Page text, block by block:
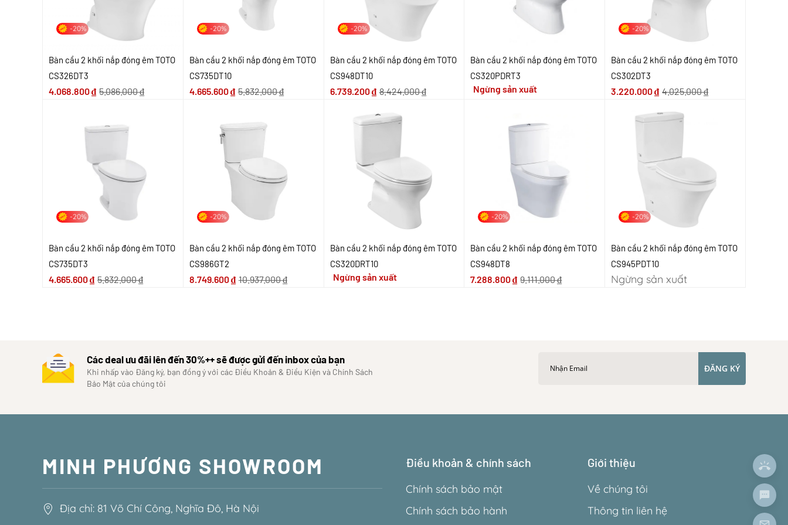
-20%
Bàn cầu 2 khối nắp đóng êm TOTO
CS326DT3
4.068.800₫ 5.086.000₫
-20%
Bàn cầu 2 khối nắp đóng êm TOTO
CS735DT10
4.665.600₫ 5.832.000₫
-20%
Bàn cầu 2 khối nắp đóng êm TOTO
CS948DT10
6.739.200₫ 8.424.000₫
Bàn cầu 2 khối nắp đóng êm TOTO
CS320PDRT3
Ngừng sản xuất
-20%
Bàn cầu 2 khối nắp đóng êm TOTO
CS302DT3
3.220.000₫ 4.025.000₫
-20%
Bàn cầu 2 khối nắp đóng êm TOTO
CS735DT3
4.665.600₫ 5.832.000₫
-20%
Bàn cầu 2 khối nắp đóng êm TOTO
CS986GT2
8.749.600₫ 10.937.000₫
Bàn cầu 2 khối nắp đóng êm TOTO
CS320DRT10
Ngừng sản xuất
-20%
Bàn cầu 2 khối nắp đóng êm TOTO
CS948DT8
7.288.800₫ 9.111.000₫
-20%
Bàn cầu 2 khối nắp đóng êm TOTO
CS945PDT10
Ngừng sản xuất
Các deal ưu đãi lên đến 30%++ sẽ được gửi đến inbox của bạn
Khi nhấp vào Đăng ký, bạn đồng ý với các Điều Khoản & Điều Kiện và Chính Sách
Bảo Mật của chúng tôi
ĐĂNG KÝ
MINH PHƯƠNG SHOWROOM
Địa chỉ: 81 Võ Chí Công, Nghĩa Đô, Hà Nội
Điều khoản & chính sách
Chính sách bảo mật
Chính sách bảo hành
Giới thiệu
Về chúng tôi
Thông tin liên hệ